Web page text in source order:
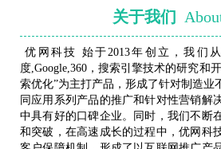
关于我们
优网科技 始于2013年创立，我们
度,Google,360，搜索引擎技术的研究和
索优化”为主打产品，形成了针对制造业
同应用系列产品的推广和针对性营销解
中具有好的口碑企业。同时，我们不断
和突破，在高速成长的过程中，优网科